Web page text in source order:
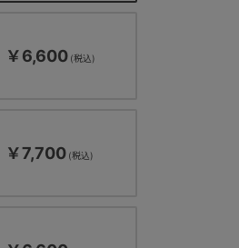
￥6,600
￥7,700